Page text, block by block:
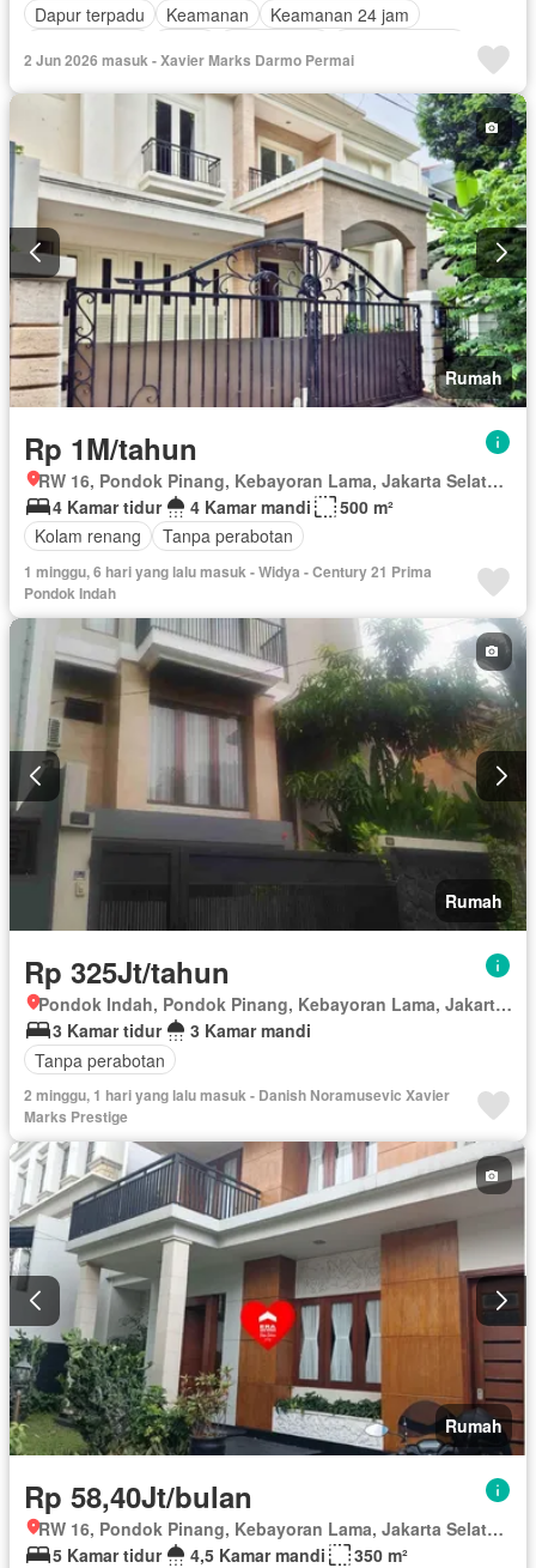
Dapur terpadu
Keamanan
Keamanan 24 jam
Ruang layanan
Taman Tangki air Garasi
Panggang
Teras
Halaman Berperabot lengkap
2 Jun 2026 masuk - Xavier Marks Darmo Permai
Rumah
Rp 1M/tahun
RW 16, Pondok Pinang, Kebayoran Lama, Jakarta Selatan, Daerah Khusus Ibukota Jakarta
4 Kamar tidur
4 Kamar mandi
500 m²
Kolam renang
Tanpa perabotan
1 minggu, 6 hari yang lalu masuk - Widya - Century 21 Prima
Pondok Indah
Rumah
Rp 325Jt/tahun
Pondok Indah, Pondok Pinang, Kebayoran Lama, Jakarta Selatan, Daerah Khusus Ibukota Jakarta
3 Kamar tidur
3 Kamar mandi
Tanpa perabotan
2 minggu, 1 hari yang lalu masuk - Danish Noramusevic Xavier
Marks Prestige
Rumah
Rp 58,40Jt/bulan
RW 16, Pondok Pinang, Kebayoran Lama, Jakarta Selatan, Daerah Khusus Ibukota Jakarta
5 Kamar tidur
4,5 Kamar mandi
350 m²